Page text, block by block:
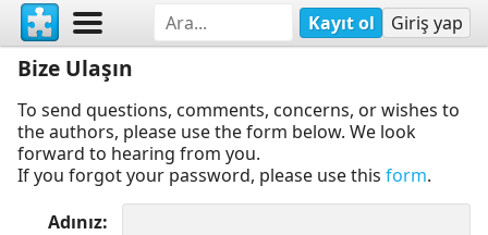
Kayıt ol Giriş yap
Bize Ulaşın
To send questions, comments, concerns, or wishes to
the authors, please use the form below. We look
forward to hearing from you.
If you forgot your password, please use this form.
Adınız